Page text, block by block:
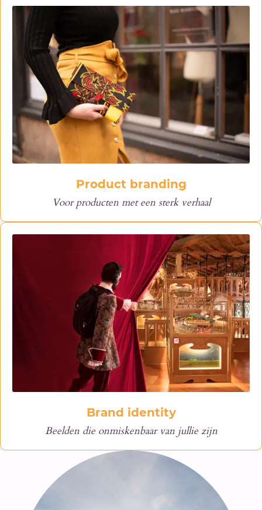
Product branding
Voor producten met een sterk verhaal
Brand identity
Beelden die onmiskenbaar van jullie zijn